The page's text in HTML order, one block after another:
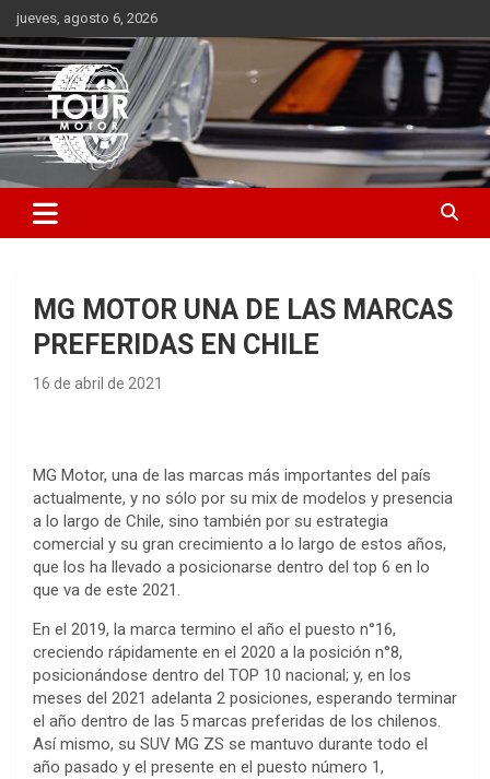
Saltar
al
contenido
jueves, agosto 6, 2026
Tour Motor
Plataforma de contenido audiovisual para el sector automotriz
MG MOTOR UNA DE LAS MARCAS
PREFERIDAS EN CHILE
16 de abril de 2021
MG Motor, una de las marcas más importantes del país
actualmente, y no sólo por su mix de modelos y presencia
a lo largo de Chile, sino también por su estrategia
comercial y su gran crecimiento a lo largo de estos años,
que los ha llevado a posicionarse dentro del top 6 en lo
que va de este 2021.
En el 2019, la marca termino el año el puesto n°16,
creciendo rápidamente en el 2020 a la posición n°8,
posicionándose dentro del TOP 10 nacional; y, en los
meses del 2021 adelanta 2 posiciones, esperando terminar
el año dentro de las 5 marcas preferidas de los chilenos.
Así mismo, su SUV MG ZS se mantuvo durante todo el
año pasado y el presente en el puesto número 1,